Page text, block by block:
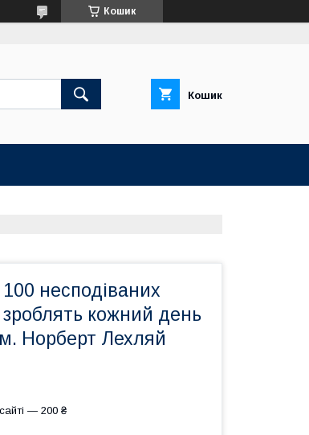
Кошик
Кошик
несподіваних
зроблять кожний день
Норберт Лехляй
— 200 ₴